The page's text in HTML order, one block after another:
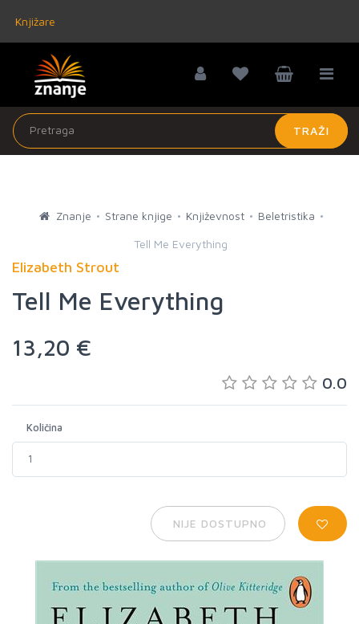
Knjižare
TRAŽI
Znanje Strane knjige Književnost Beletristika
Tell Me Everything
Elizabeth Strout
Tell Me Everything
13,20 €
0.0
Količina
NIJE DOSTUPNO